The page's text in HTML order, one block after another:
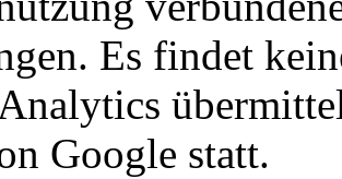
Es findet
Google statt.